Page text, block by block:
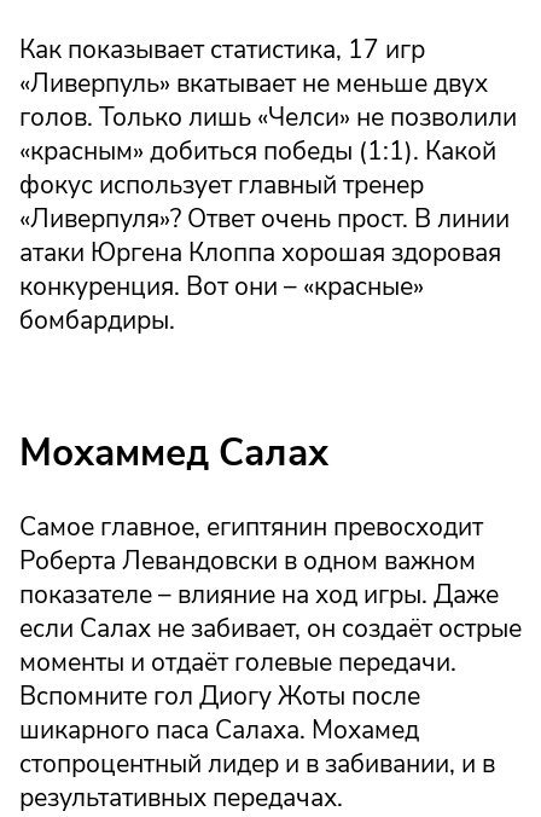
Как показывает статистика, 17 игр
«Ливерпуль» вкатывает не меньше двух
голов. Только лишь «Челси» не позволили
«красным» добиться победы (1:1). Какой
фокус использует главный тренер
«Ливерпуля»? Ответ очень прост. В линии
атаки Юргена Клоппа хорошая здоровая
конкуренция. Вот они – «красные»
бомбардиры.
Мохаммед Салах
Самое главное, египтянин превосходит
Роберта Левандовски в одном важном
показателе – влияние на ход игры. Даже
если Салах не забивает, он создаёт острые
моменты и отдаёт голевые передачи.
Вспомните гол Диогу Жоты после
шикарного паса Салаха. Мохамед
стопроцентный лидер и в забивании, и в
результативных передачах.